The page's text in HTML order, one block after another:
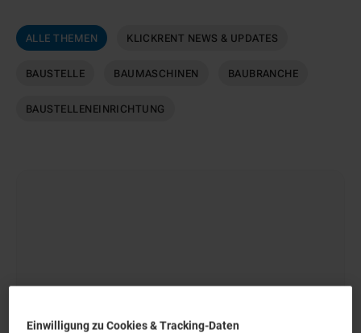
ALLE THEMEN KLICKRENT NEWS & UPDATES
BAUSTELLE BAUMASCHINEN BAUBRANCHE
BAUSTELLENEINRICHTUNG
Einwilligung zu Cookies & Tracking-Daten